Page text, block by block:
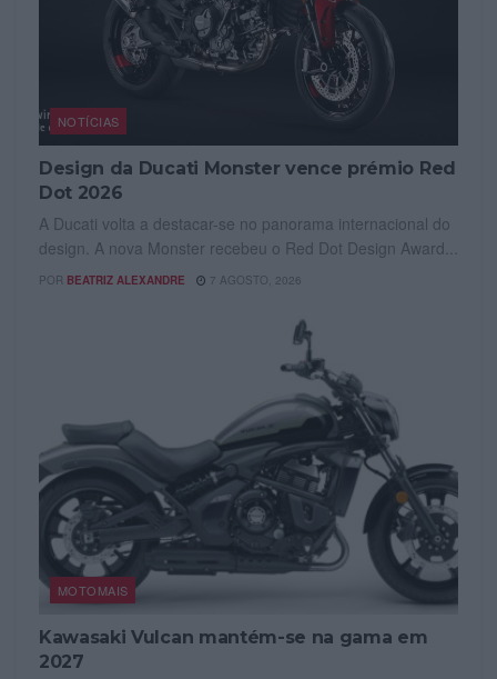
NOTÍCIAS
Design da Ducati Monster vence prémio Red
Dot 2026
A Ducati volta a destacar-se no panorama internacional do
design. A nova Monster recebeu o Red Dot Design Award...
POR BEATRIZ ALEXANDRE 7 AGOSTO, 2026
MOTOMAIS
Kawasaki Vulcan mantém-se na gama em
2027